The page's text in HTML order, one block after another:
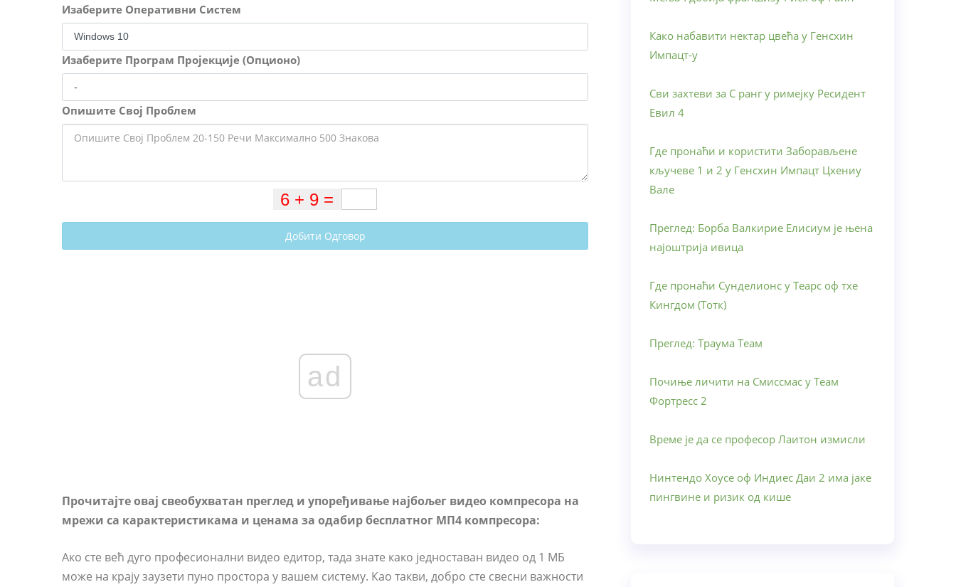
Изаберите Оперативни Систем
Изаберите Програм Пројекције (Опционо)
Опишите Свој Проблем
Добити Одговор
ad
Прочитајте овај свеобухватан преглед и упоређивање најбољег видео компресора на
мрежи са карактеристикама и ценама за одабир бесплатног МП4 компресора:
Ако сте већ дуго професионални видео едитор, тада знате како једноставан видео од 1 МБ
може на крају заузети пуно простора у вашем систему. Као такви, добро сте свесни важности
Како набавити нектар цвећа у Генсхин
Импацт-у
Сви захтеви за С ранг у римејку Ресидент
Евил 4
Где пронаћи и користити Заборављене
кључеве 1 и 2 у Генсхин Импацт Цхениу
Вале
Преглед: Борба Валкирие Елисиум је њена
најоштрија ивица
Где пронаћи Сунделионс у Теарс оф тхе
Кингдом (Тотк)
Преглед: Траума Теам
Почиње личити на Смиссмас у Теам
Фортресс 2
Време је да се професор Лаитон измисли
Нинтендо Хоусе оф Индиес Даи 2 има јаке
пингвине и ризик од кише